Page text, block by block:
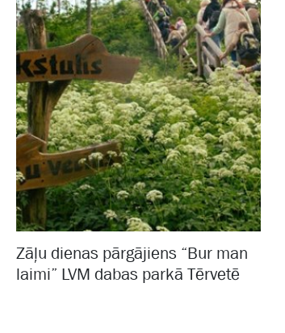
Zāļu dienas pārgājiens “Bur man
laimi” LVM dabas parkā Tērvetē